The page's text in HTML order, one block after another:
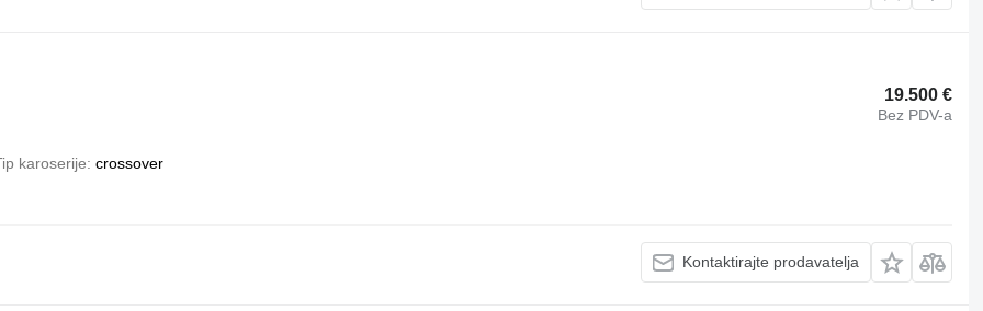
19.500 €
Bez PDV-a
karoserije crossover
Kontaktirajte prodavatelja